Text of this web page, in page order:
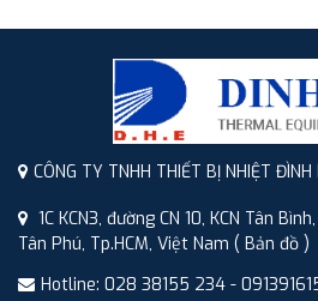
CÔNG TY TNHH THIẾT BỊ NHIỆT
1C KCN3, đường CN 10, KCN Tân
Tân Phú, Tp.HCM, Việt Nam ( Bản đồ )
Hotline: 028 38155 234 -